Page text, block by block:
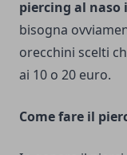
piercing al naso
bisogna
orecchini scelti
ai 10 o 20 euro.
Come fare il